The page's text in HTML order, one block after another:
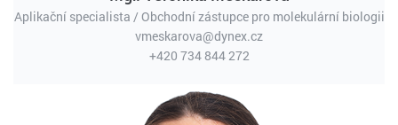
Aplikační specialista / Obchodní zástupce pro molekulární biologii
vmeskarova@dynex.cz
+420 734 844 272